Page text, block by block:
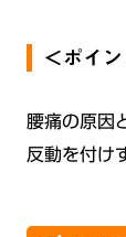
＜ポイン
腰痛の原因
反動を付け